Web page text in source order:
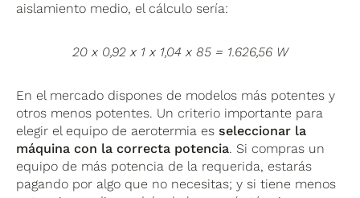
aislamiento medio, el cálculo sería:
20 x 0,92 x 1 x 1,04 x 85 = 1.626,56 W
En el mercado dispones de modelos más potentes y
otros menos potentes. Un criterio importante para
elegir el equipo de aerotermia esseleccionar la
máquina con la correcta potencia. Si compras un
equipo de más potencia de la requerida, estarás
pagando por algo que no necesitas; y si tiene menos